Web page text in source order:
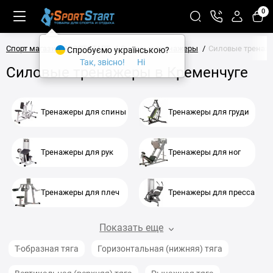
0
Спорт магазин SPORTSTART Силовые тренажеры Силовые
Силовые тренажеры в Кременчуге
Тренажеры для спины Тренажеры для груди
Тренажеры для рук Тренажеры для ног
Тренажеры для плеч Тренажеры для пресса
Показать еще
Т-образная тяга Горизонтальная (нижняя) тяга
Спробуємо українською?
Так, звісно!
Ні